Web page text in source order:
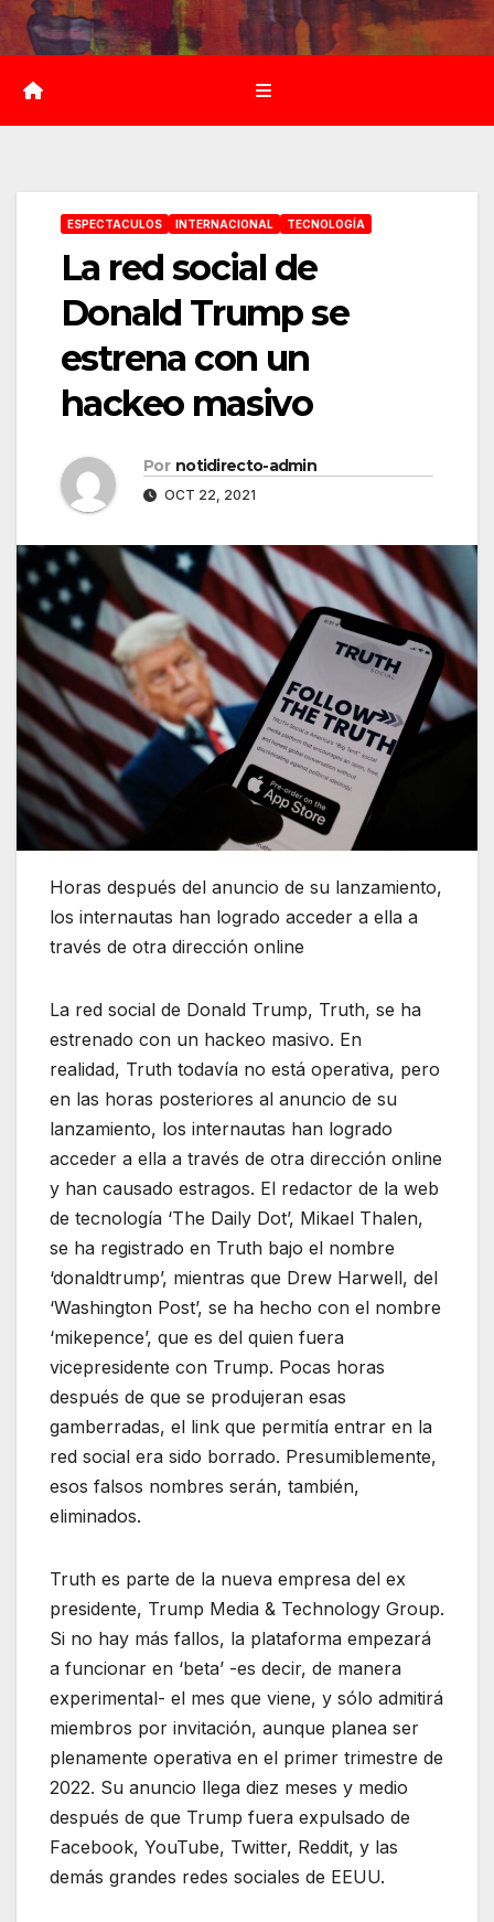
Saltar
al
contenido
ESPECTACULOS INTERNACIONAL TECNOLOGÍA
La red social de
Donald Trump se
estrena con un
hackeo masivo
Por notidirecto-admin
OCT 22, 2021
Horas después del anuncio de su lanzamiento,
los internautas han logrado acceder a ella a
través de otra dirección online
La red social de Donald Trump, Truth, se ha
estrenado con un hackeo masivo. En
realidad, Truth todavía no está operativa, pero
en las horas posteriores al anuncio de su
lanzamiento, los internautas han logrado
acceder a ella a través de otra dirección online
y han causado estragos. El redactor de la web
de tecnología ‘The Daily Dot’, Mikael Thalen,
se ha registrado en Truth bajo el nombre
‘donaldtrump’, mientras que Drew Harwell, del
‘Washington Post’, se ha hecho con el nombre
‘mikepence’, que es del quien fuera
vicepresidente con Trump. Pocas horas
después de que se produjeran esas
gamberradas, el link que permitía entrar en la
red social era sido borrado. Presumiblemente,
esos falsos nombres serán, también,
eliminados.
Truth es parte de la nueva empresa del ex
presidente, Trump Media & Technology Group.
Si no hay más fallos, la plataforma empezará
a funcionar en ‘beta’ -es decir, de manera
experimental- el mes que viene, y sólo admitirá
miembros por invitación, aunque planea ser
plenamente operativa en el primer trimestre de
2022. Su anuncio llega diez meses y medio
después de que Trump fuera expulsado de
Facebook, YouTube, Twitter, Reddit, y las
demás grandes redes sociales de EEUU.